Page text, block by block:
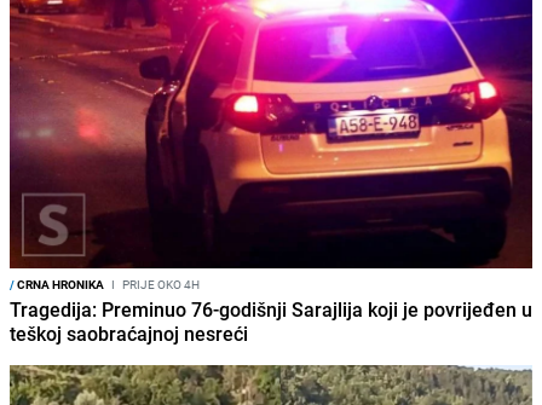
/CRNA HRONIKA I PRIJE OKO 4H
Tragedija: Preminuo 76-godišnji Sarajlija koji je povrijeđen u
teškoj saobraćajnoj nesreći